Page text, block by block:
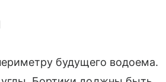
будущего водоема.